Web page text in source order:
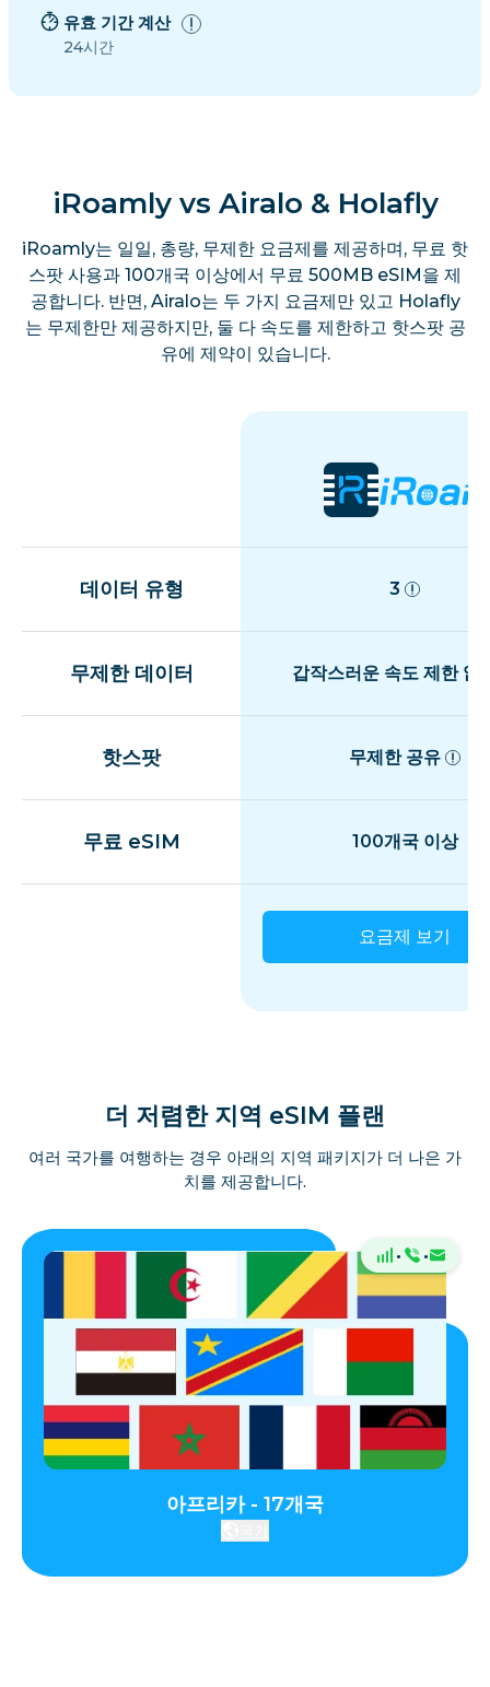
유효 기간 계산
24시간
iRoamly vs Airalo & Holafly
iRoamly는 일일, 총량, 무제한 요금제를 제공하며, 무료 핫
스팟 사용과 100개국 이상에서 무료 500MB eSIM을 제
공합니다. 반면, Airalo는 두 가지 요금제만 있고 Holafly
는 무제한만 제공하지만, 둘 다 속도를 제한하고 핫스팟 공
유에 제약이 있습니다.
데이터 유형 3
무제한 데이터 갑작스러운 속도 제한 없
핫스팟 무제한 공유
무료 eSIM 100개국 이상
요금제 보기
더 저렴한 지역 eSIM 플랜
여러 국가를 여행하는 경우 아래의 지역 패키지가 더 나은 가
치를 제공합니다.
· ·
아프리카 - 17개국